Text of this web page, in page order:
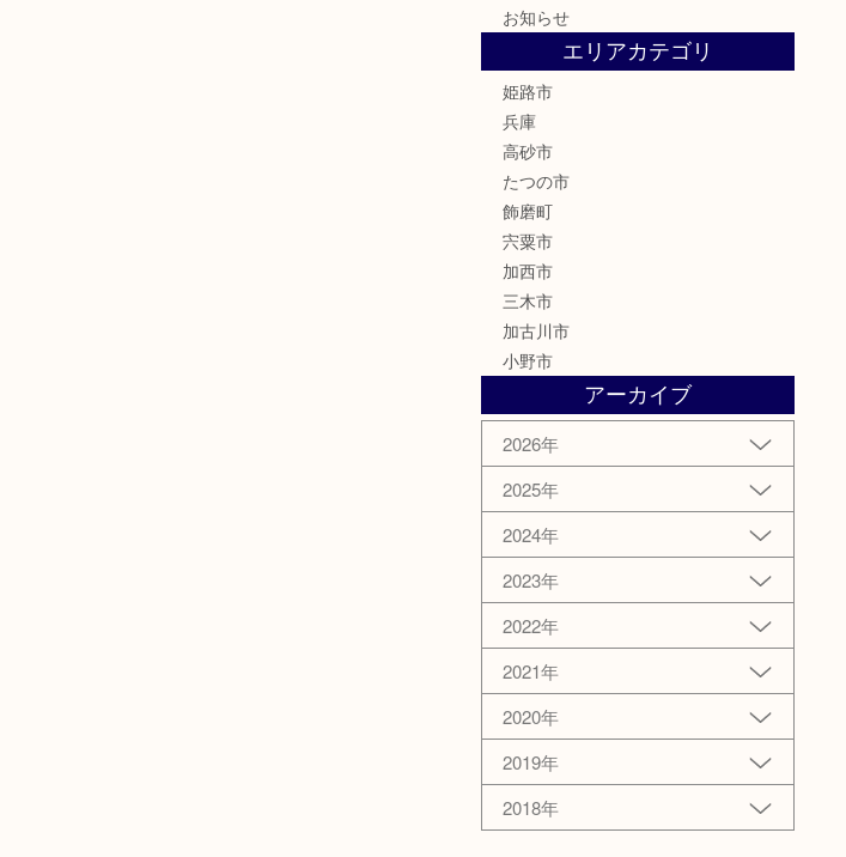
お知らせ
エリアカテゴリ
姫路市
兵庫
高砂市
たつの市
飾磨町
宍粟市
加西市
三木市
加古川市
小野市
アーカイブ
2026年
2025年
2024年
2023年
2022年
2021年
2020年
2019年
2018年